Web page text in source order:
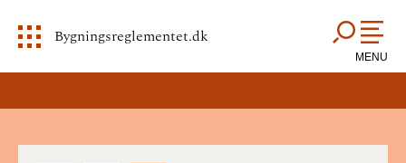
Bygningsreglementet.dk
MENU